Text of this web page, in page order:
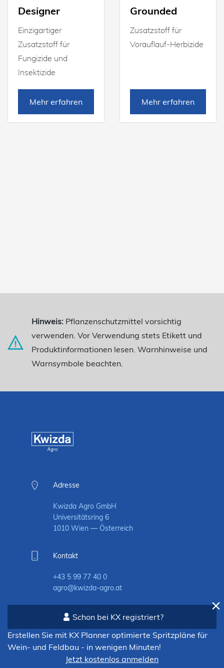
Designer
Einzigartiger
Zusatzstoff für
Fungizide und
Insektizide
Mehr erfahren
Grounded
Zusatzstoff für
Vorauflauf-Herbizide
Mehr erfahren
Schon bei KX registriert?
Erstellen Sie mit KX Planner optimierte Spritzpläne für
Wein- und Feldbau - in wenigen Minuten!
Jetzt kostenlos anmelden
Hinweis: Pflanzenschutzmittel vorsichtig
verwenden. Vor Verwendung stets Etikett und
Produktinformationen lesen. Warnhinweise und
Warnsymbole beachten.
Adresse
Kwizda Agro GmbH
Universitätsring 6
1010 Wien — Österreich
Kontakt
+43 5 99 77 40 0
agro@kwizda-agro.at
Informationen